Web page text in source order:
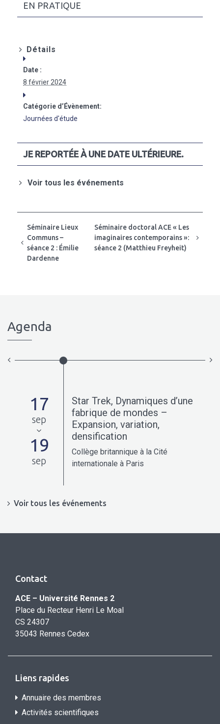
EN PRATIQUE
Détails
Date :
8 février 2024
Catégorie d’Évènement:
Journées d'étude
JE REPORTÉE À UNE DATE ULTÉRIEURE.
Voir tous les événements
Séminaire Lieux
Communs –
séance 2 : Émilie
Dardenne
Séminaire doctoral ACE « Les
imaginaires contemporains »:
séance 2 (Matthieu Freyheit)
Agenda
17
sep
19
sep
Star Trek, Dynamiques d’une
fabrique de mondes –
Expansion, variation,
densification
Collège britannique à la Cité
internationale à Paris
Voir tous les événements
Contact
ACE – Université Rennes 2
Place du Recteur Henri Le Moal
CS 24307
35043 Rennes Cedex
Liens rapides
Annuaire des membres
Activités scientifiques